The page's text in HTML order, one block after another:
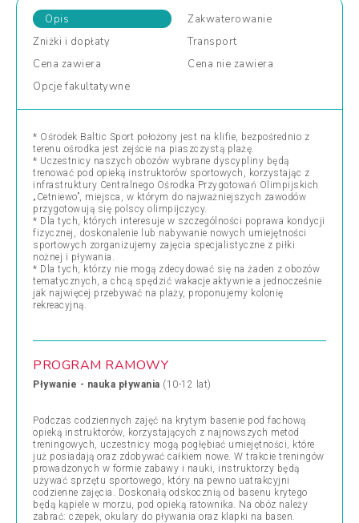
Opis
Zakwaterowanie
Zniżki i dopłaty
Transport
Cena zawiera Cena nie zawiera
Opcje fakultatywne
* Ośrodek Baltic Sport położony jest na klifie, bezpośrednio z
terenu ośrodka jest zejście na piaszczystą plażę.
* Uczestnicy naszych obozów wybrane dyscypliny będą
trenować pod opieką instruktorów sportowych, korzystając z
infrastruktury Centralnego Ośrodka Przygotowań Olimpijskich
„Cetniewo”, miejsca, w którym do najważniejszych zawodów
przygotowują się polscy olimpijczycy.
* Dla tych, których interesuje w szczególności poprawa kondycji
fizycznej, doskonalenie lub nabywanie nowych umiejętności
sportowych zorganizujemy zajęcia specjalistyczne z piłki
nożnej i pływania.
* Dla tych, którzy nie mogą zdecydować się na żaden z obozów
tematycznych, a chcą spędzić wakacje aktywnie a jednocześnie
jak najwięcej przebywać na plaży, proponujemy kolonię
rekreacyjną.
PROGRAM RAMOWY
Pływanie - nauka pływania (10-12 lat)
Podczas codziennych zajęć na krytym basenie pod fachową
opieką instruktorów, korzystających z najnowszych metod
treningowych, uczestnicy mogą pogłębiać umiejętności, które
już posiadają oraz zdobywać całkiem nowe. W trakcie treningów
prowadzonych w formie zabawy i nauki, instruktorzy będą
używać sprzętu sportowego, który na pewno uatrakcyjni
codzienne zajęcia. Doskonałą odskocznią od basenu krytego
będą kąpiele w morzu, pod opieką ratownika. Na obóz należy
zabrać: czepek, okulary do pływania oraz klapki na basen.